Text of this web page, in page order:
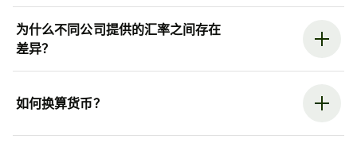
为什么不同公司提供的汇率之间存在
差异？
如何换算货币？